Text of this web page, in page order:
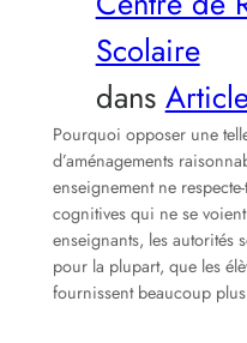
Scolaire
dans
Pourquoi opposer une
d’aménagements
enseignement ne
cognitives qui ne se
enseignants, les autorités
pour la plupart, que les
fournissent beaucoup